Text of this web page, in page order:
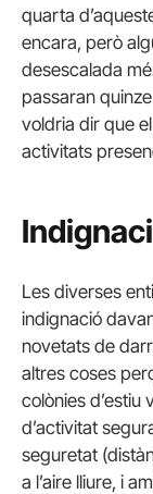
quarta
encara, però
desescalada
passaran
voldria dir que
activitats
Les diverses
indignació
novetats de
altres coses
colònies d’estiu
d’activitat
seguretat
a l’aire lliure, i